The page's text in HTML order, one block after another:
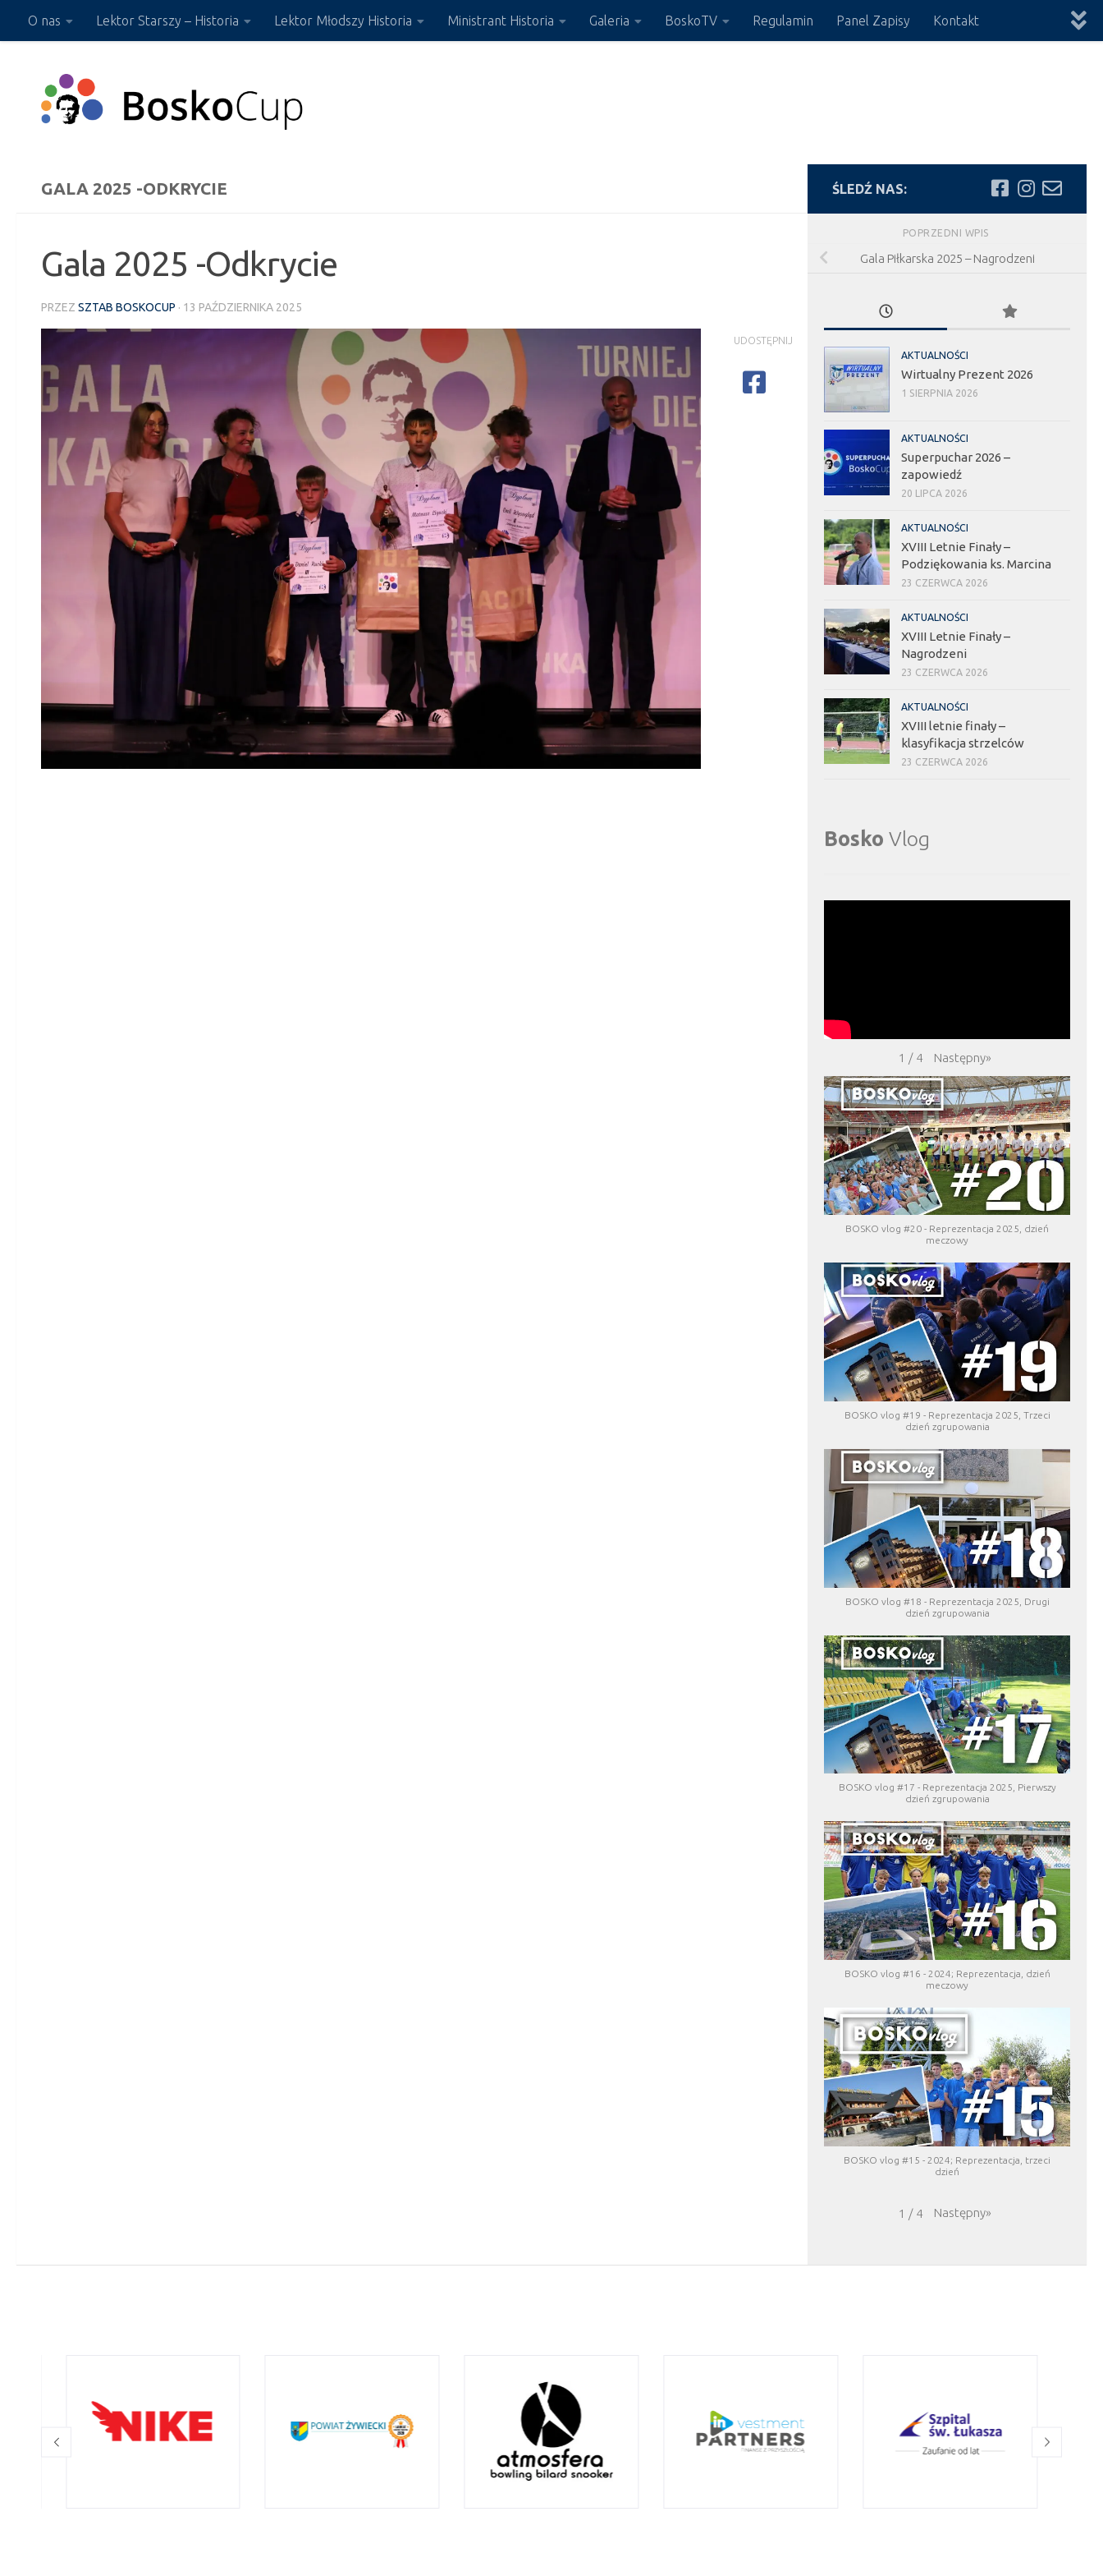
Przejdź do treści
O nas Lektor Starszy – Historia Lektor Młodszy Historia Ministrant Historia Galeria BoskoTV Regulamin Panel Zapisy Kontakt
GALA 2025 -ODKRYCIE
Gala 2025 -Odkrycie
PRZEZ SZTAB BOSKOCUP · 13 PAŹDZIERNIKA 2025
UDOSTĘPNIJ
ŚLEDŹ NAS:
POPRZEDNI WPIS
Gala Piłkarska 2025 – Nagrodzeni
AKTUALNOŚCI
Wirtualny Prezent 2026
1 SIERPNIA 2026
AKTUALNOŚCI
Superpuchar 2026 –
zapowiedź
20 LIPCA 2026
AKTUALNOŚCI
XVIII Letnie Finały –
Podziękowania ks. Marcina
23 CZERWCA 2026
AKTUALNOŚCI
XVIII Letnie Finały –
Nagrodzeni
23 CZERWCA 2026
AKTUALNOŚCI
XVIII letnie finały –
klasyfikacja strzelców
23 CZERWCA 2026
Bosko Vlog
1 / 4 Następny»
BOSKO vlog #20 - Reprezentacja 2025, dzień
meczowy
BOSKO vlog #19 - Reprezentacja 2025, Trzeci
dzień zgrupowania
BOSKO vlog #18 - Reprezentacja 2025, Drugi
dzień zgrupowania
BOSKO vlog #17 - Reprezentacja 2025, Pierwszy
dzień zgrupowania
BOSKO vlog #16 - 2024; Reprezentacja, dzień
meczowy
BOSKO vlog #15 - 2024; Reprezentacja, trzeci
dzień
1 / 4 Następny»